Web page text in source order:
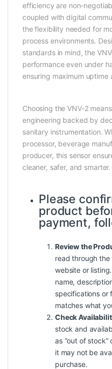
efficiency are non-
coupled with digital
the flexibility needed for
process environments.
standards in mind, the
performance even under
ensuring maximum
Choosing the VNV-2
engineering backed by
sanitary instrumentation.
processor, beverage
producer, this sensor
cleaner, safer, and smarter.
Please
product
payment,
Review the
read through
website or
name,
specifications or
matches what
Check
stock and
as “out of stock”
it may not be
purchase.